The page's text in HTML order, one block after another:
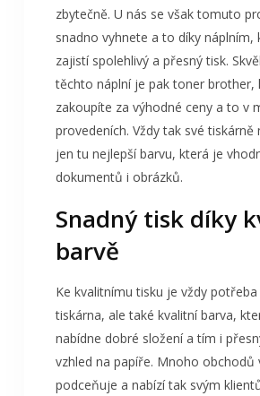
zbytečně. U nás se však tomuto
snadno vyhnete a to díky náplním,
zajistí spolehlivý a přesný tisk.
těchto náplní je paktoner brother,
zakoupíte za výhodné ceny a to v
provedeních. Vždy tak své
jen tu nejlepší barvu, která je
dokumentů i obrázků.
Snadný tisk díky
barvě
Ke kvalitnímu tisku je vždy
tiskárna, ale také kvalitní barva,
nabídne dobré složení a tím i
vzhled na papíře. Mnoho obchodů
podceňuje a nabízí tak svým